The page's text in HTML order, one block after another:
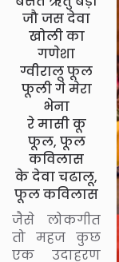
जौ जस देवा
खोली का
गणेशा
ग्वीरालू फूल
फूली गे मेरा
भेना
रे मासी कू
फूल, फूल
कविलास
के देवा चढालू,
फूल कविलास
जैसे लोकगीत
तो महज कुछ
एक उदाहरण